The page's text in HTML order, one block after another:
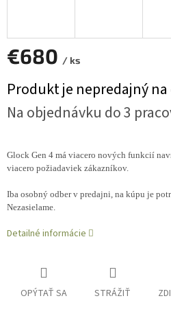
€680 / ks
cena:
Produkt je nepredajný
Na objednávku do 3
Glock Gen 4 má viacero nových funkcií
viacero požiadaviek zákazníkov.
Iba osobný odber v predajni, na kúpu je
Nezasielame.
Detailné informácie
OPÝTAŤ SA STRÁŽIŤ